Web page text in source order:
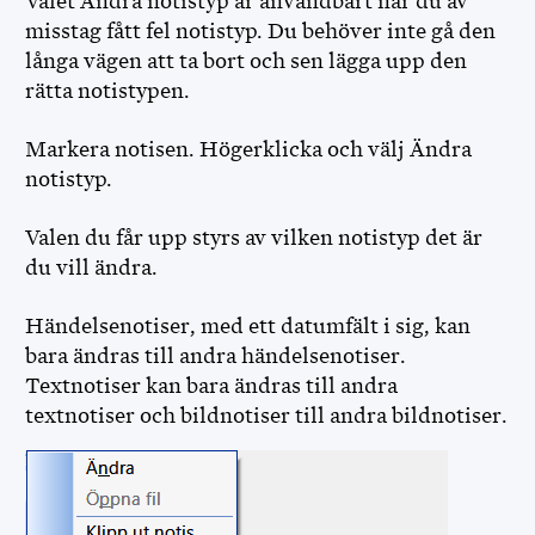
misstag fått fel notistyp. Du behöver inte gå den
långa vägen att ta bort och sen lägga upp den
rätta notistypen.
Markera notisen. Högerklicka och välj Ändra
notistyp.
Valen du får upp styrs av vilken notistyp det är
du vill ändra.
Händelsenotiser, med ett datumfält i sig, kan
bara ändras till andra händelsenotiser.
Textnotiser kan bara ändras till andra
textnotiser och bildnotiser till andra bildnotiser.